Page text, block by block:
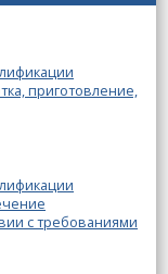
приготовление,
с требованиями